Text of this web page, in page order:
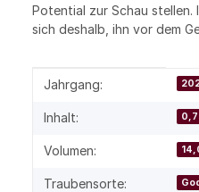
Potential zur Schau stellen.
sich deshalb, ihn vor dem
Produkteigenschaft
Wert
Jahrgang:
Inhalt:
Volumen:
Traubensorte: